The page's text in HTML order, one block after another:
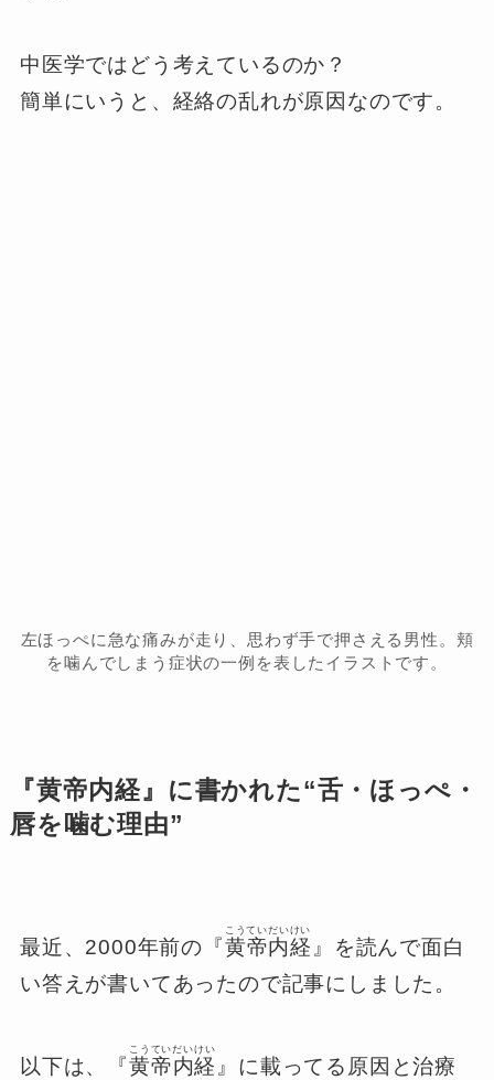
中医学ではどう考えているのか？
簡単にいうと、経絡の乱れが原因なのです。
左ほっぺに急な痛みが走り、思わず手で押さえる男性。頬
を噛んでしまう症状の一例を表したイラストです。
『黄帝内経』に書かれた“舌・ほっぺ・
唇を噛む理由”
最近、2000年前の『黄帝内経
こうていだいけい
』を読んで面白
い答えが書いてあったので記事にしました。
以下は、『黄帝内経
こうていだいけい
』に載ってる原因と治療